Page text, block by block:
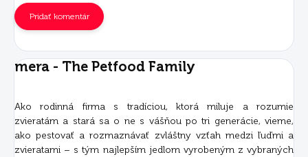
Pridať komentár
mera - The Petfood Family
Ako rodinná firma s tradíciou, ktorá miluje a rozumie
zvieratám a stará sa o ne s vášňou po tri generácie, vieme,
ako pestovať a rozmaznávať zvláštny vzťah medzi ľuďmi a
zvieratami – s tým najlepším jedlom vyrobeným z vybraných